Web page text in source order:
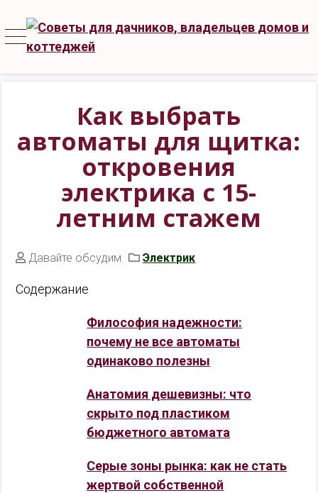
Как выбрать
автоматы для щитка:
откровения
электрика с 15-
летним стажем
Давайте обсудим Электрик
Содержание
Философия надежности:
почему не все автоматы
одинаково полезны
Анатомия дешевизны: что
скрыто под пластиком
бюджетного автомата
Серые зоны рынка: как не стать
жертвой собственной